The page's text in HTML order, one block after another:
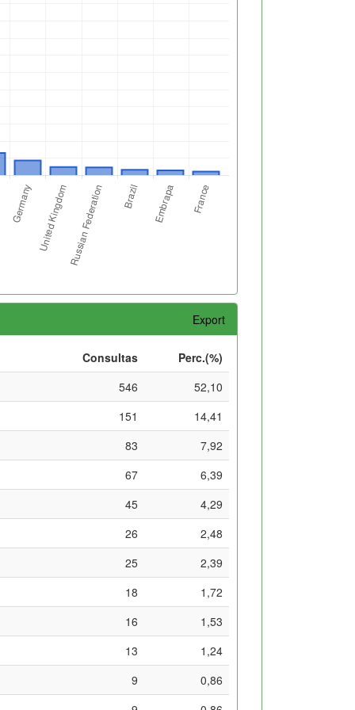
Export
Consultas
Perc.(%)
546
52,10
151
14,41
83
7,92
67
6,39
45
4,29
26
2,48
25
2,39
18
1,72
16
1,53
13
1,24
9
0,86